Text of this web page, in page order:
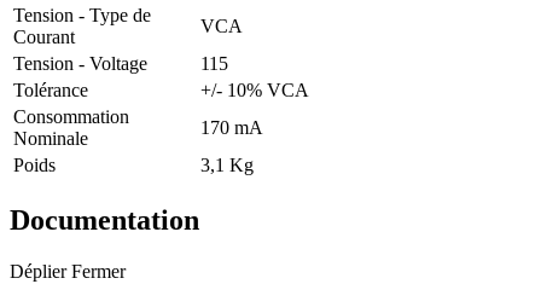
Tension - Type de
Courant
VCA
Tension - Voltage
115
Tolérance
+/- 10% VCA
Consommation
Nominale
170 mA
Poids
3,1 Kg
Documentation
Déplier Fermer